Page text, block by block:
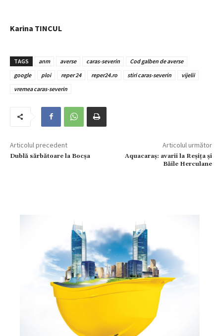
Karina TINCUL
TAGS anm averse caras-severin
Cod galben de averse
google
ploi reper 24 reper24.ro stiri caras-severin
vijelii
vremea caras-severin
Articolul precedent
Dublă sărbătoare la Bocșa
Articolul următor
Aquacaraș: avarii la Reșița și
Băile Herculane